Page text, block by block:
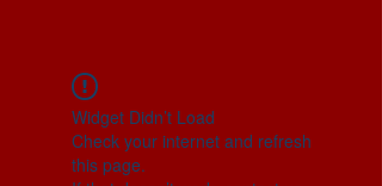
Widget Didn’t Load
Check your internet and refresh
this page.